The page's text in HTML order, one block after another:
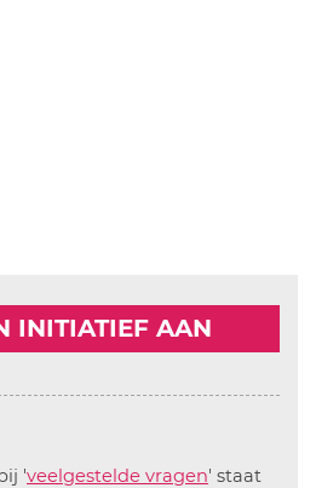
INITIATIEF AAN
'veelgestelde vragen' staat